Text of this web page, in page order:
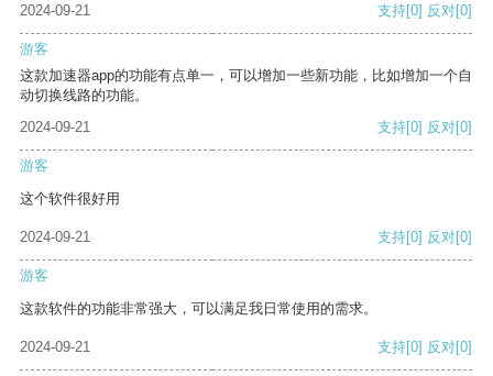
2024-09-21
支持[0] 反对[0]
游客
这款加速器app的功能有点单一，可以增加一些新功能，比如增加一个自
动切换线路的功能。
2024-09-21
支持[0] 反对[0]
游客
这个软件很好用
2024-09-21 支持[0] 反对[0]
游客
这款软件的功能非常强大，可以满足我日常使用的需求。
2024-09-21 支持[0] 反对[0]